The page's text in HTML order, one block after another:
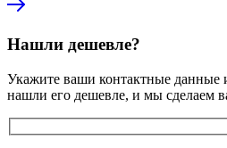
Нашли дешевле?
Укажите ваши контактные данные
нашли его дешевле, и мы сделаем